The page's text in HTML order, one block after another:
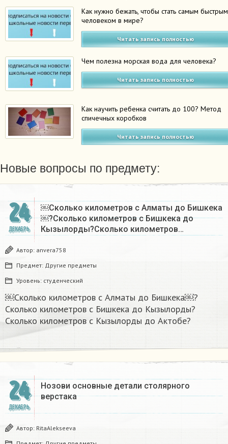
Как нужно бежать, чтобы стать самым быстрым
человеком в мире?
Читать запись полностью
Чем полезна морская вода для человека?
Читать запись полностью
Как научить ребенка считать до 100? Метод
спичечных коробков
Читать запись полностью
Новые вопросы по предмету:
24
ДЕКАБРЬ
￼Сколько километров с Алматы до Бишкека
￼?Сколько километров с Бишкека до
Кызылорды?Сколько километров…
Автор: anvera758
Предмет: Другие предметы
Уровень: студенческий
￼Сколько километров с Алматы до Бишкека￼?
Сколько километров с Бишкека до Кызылорды?
Сколько километров с Кызылорды до Актобе?
24
ДЕКАБРЬ
Нозови основные детали столярного
верстака
Автор: RitaAlekseeva